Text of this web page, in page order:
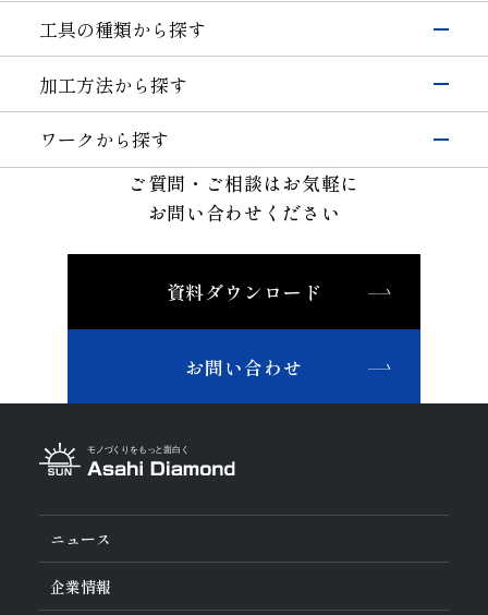
電子・半導体
シリコン
磁性材料
伸線
その他(電子・半導体)
輸送機器
自動車・二輪
その他(輸送機器)
セラミックス(構造部品）
機械付
超硬
軸受
工具の種類から探す
研削工具
精密カッティングツール
切削工具
耐摩耗工具
加工方法から探す
研削
切断・溝入れ
ツルーイング・ドレッシング
ワークから探す
非鉄・特殊金属材料
鉄系材料
切削工具材料
石材・建設・鉱業関連材料
研削砥石
ご質問・ご相談はお気軽に
お問い合わせください
資料ダウンロード
お問い合わせ
ニュース
企業情報